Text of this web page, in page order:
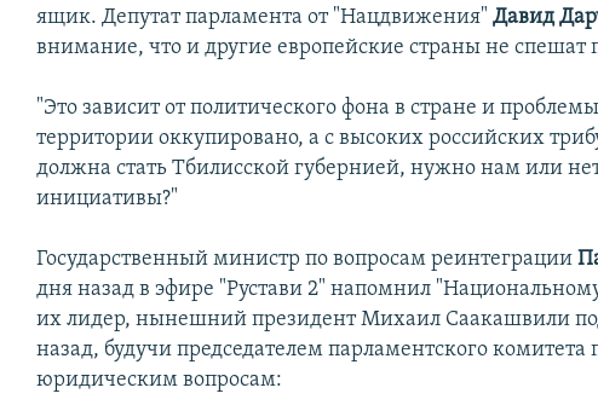
ящик. Депутат парламента от "Нацдвижения"Давид
внимание, что и другие европейские страны не
"Это зависит от политического фона в стране и
территории оккупировано, а с высоких российских
должна стать Тбилисской губернией, нужно нам или
инициативы?"
Государственный министр по вопросам реинтеграции
дня назад в эфире "Рустави 2" напомнил
их лидер, нынешний президент Михаил Саакашвили
назад, будучи председателем парламентского
юридическим вопросам: